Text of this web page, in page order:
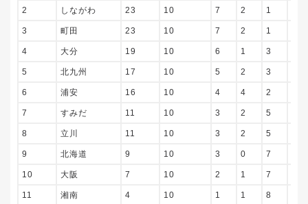
2 しながわ 23 10 7 2 1
3 町田 23 10 7 2 1
4 大分 19 10 6 1 3
5 北九州 17 10 5 2 3
6 浦安 16 10 4 4 2
7 すみだ 11 10 3 2 5
8 立川 11 10 3 2 5
9 北海道 9 10 3 0 7
10 大阪 7 10 2 1 7
11 湘南 4 10 1 1 8